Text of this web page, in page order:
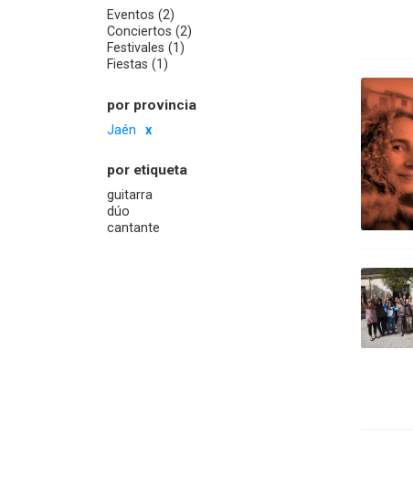
Eventos (2)
Conciertos (2)
Festivales (1)
Fiestas (1)
por provincia
Jaén
por etiqueta
guitarra
dúo
cantante